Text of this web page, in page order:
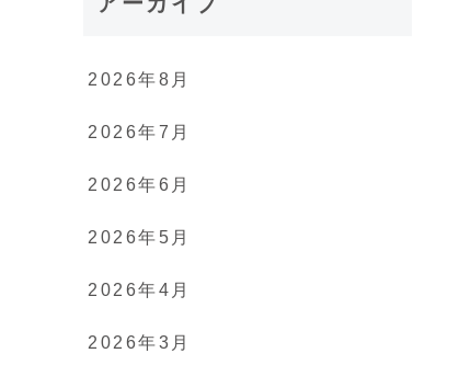
2026年8月
2026年7月
2026年6月
2026年5月
2026年4月
2026年3月